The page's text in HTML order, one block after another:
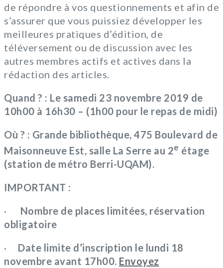
de répondre à vos questionnements et afin de
s’assurer que vous puissiez développer les
meilleures pratiques d’édition, de
téléversement ou de discussion avec les
autres membres actifs et actives dans la
rédaction des articles.
Quand ? : Le samedi 23 novembre 2019 de
10h00 à 16h30 – (1h00 pour le repas de midi)
Où ? : Grande bibliothèque, 475 Boulevard de
Maisonneuve Est, salle La Serre au 2e étage
(station de métro Berri-UQAM).
IMPORTANT :
· Nombre de places limitées, réservation
obligatoire
· Date limite d’inscription le lundi 18
novembre avant 17h00. Envoyez